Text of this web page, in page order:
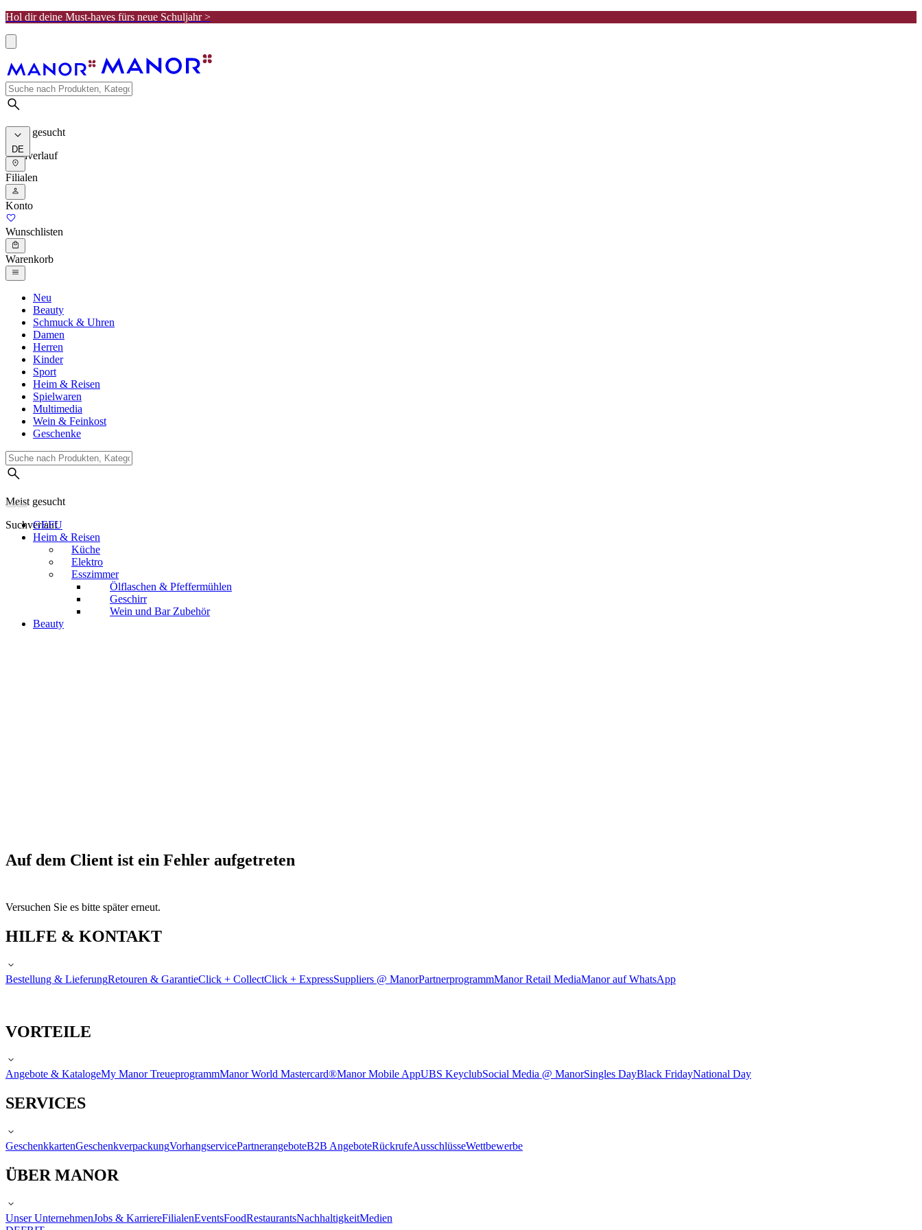
Hol dir deine Must-haves fürs neue Schuljahr >
Meist gesucht
Suchverlauf
DE
Filialen
Konto
Wunschlisten
Warenkorb
Neu
Beauty
Schmuck & Uhren
Damen
Herren
Kinder
Sport
Heim & Reisen
Spielwaren
Multimedia
Wein & Feinkost
Geschenke
Meist gesucht
Suchverlauf
GEFU
Heim & Reisen
Küche
Elektro
Esszimmer
Ölflaschen & Pfeffermühlen
Geschirr
Wein und Bar Zubehör
Beauty
Auf dem Client ist ein Fehler aufgetreten
Versuchen Sie es bitte später erneut.
HILFE & KONTAKT
Bestellung & LieferungRetouren & GarantieClick + CollectClick + ExpressSuppliers @ ManorPartnerprogrammManor Retail MediaManor auf WhatsApp
VORTEILE
Angebote & KatalogeMy Manor TreueprogrammManor World Mastercard®Manor Mobile AppUBS KeyclubSocial Media @ ManorSingles DayBlack FridayNational Day
SERVICES
GeschenkkartenGeschenkverpackungVorhangservicePartnerangeboteB2B AngeboteRückrufeAusschlüsseWettbewerbe
ÜBER MANOR
Unser UnternehmenJobs & KarriereFilialenEventsFoodRestaurantsNachhaltigkeitMedien